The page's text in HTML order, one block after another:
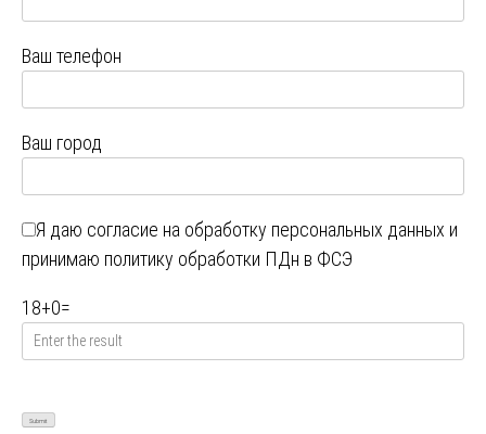
Ваш телефон
Ваш город
Я даю согласие на обработку персональных данных и
принимаю политику обработки ПДн в ФСЭ
18+0=